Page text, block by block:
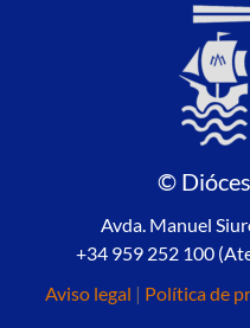
©
Avda. Manuel
+34 959 252 100
Aviso legal | Política de